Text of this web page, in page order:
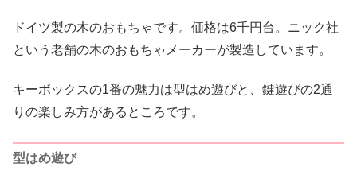
ドイツ製の木のおもちゃです。価格は6千円台。ニック社
という老舗の木のおもちゃメーカーが製造しています。
キーボックスの1番の魅力は型はめ遊びと、鍵遊びの2通
りの楽しみ方があるところです。
型はめ遊び